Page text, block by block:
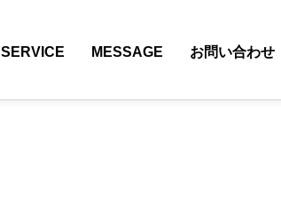
SERVICE MESSAGE お問い合わせ